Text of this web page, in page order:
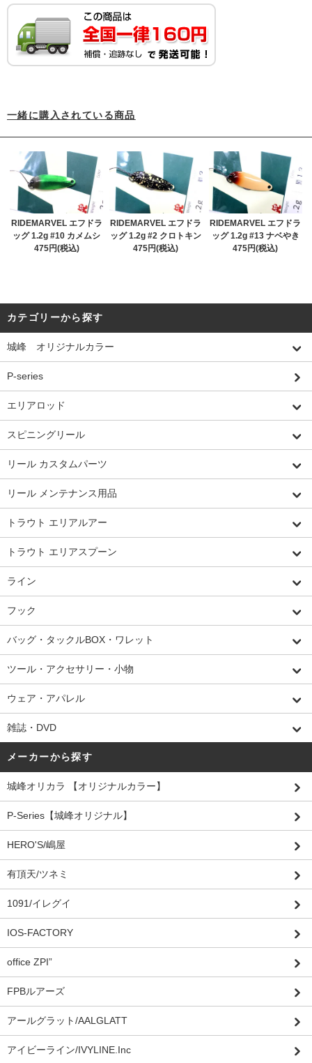
一緒に購入されている商品
RIDEMARVEL エフドラ
ッグ 1.2g #10 カメムシ
475円(税込)
RIDEMARVEL エフドラ
ッグ 1.2g #2 クロトキン
475円(税込)
RIDEMARVEL エフドラ
ッグ 1.2g #13 ナベやき
475円(税込)
カテゴリーから探す
城峰 オリジナルカラー
P-series
エリアロッド
スピニングリール
リール カスタムパーツ
リール メンテナンス用品
トラウト エリアルアー
トラウト エリアスプーン
ライン
フック
バッグ・タックルBOX・ワレット
ツール・アクセサリー・小物
ウェア・アパレル
雑誌・DVD
メーカーから探す
城峰オリカラ 【オリジナルカラー】
P-Series【城峰オリジナル】
HERO'S/嶋屋
有頂天/ツネミ
1091/イレグイ
IOS-FACTORY
office ZPI”
FPBルアーズ
アールグラット/AALGLATT
アイビーライン/IVYLINE.Inc